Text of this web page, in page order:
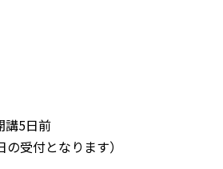
講5日前
受付となります）